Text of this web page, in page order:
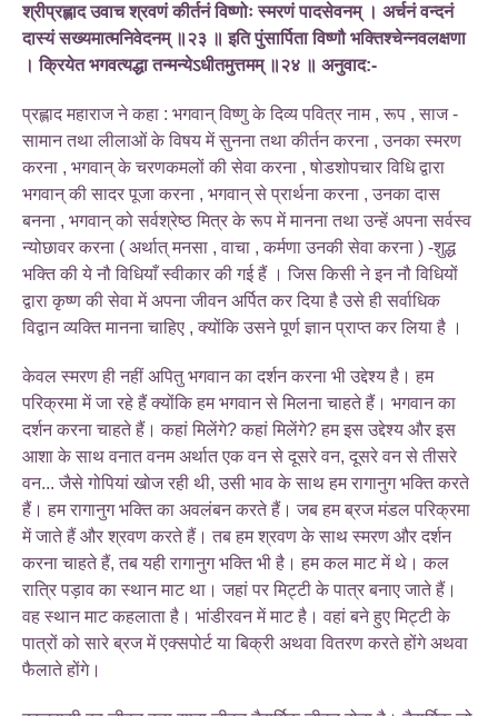
श्रीप्रह्लाद उवाच श्रवणं कीर्तनं विष्णोः स्मरणं पादसेवनम् । अर्चनं वन्दनं
दास्यं सख्यमात्मनिवेदनम् ॥२३ ॥ इति पुंसार्पिता विष्णौ भक्तिश्चेन्नवलक्षणा
। क्रियेत भगवत्यद्धा तन्मन्येऽधीतमुत्तमम् ॥२४ ॥ अनुवाद:-
प्रह्लाद महाराज ने कहा : भगवान् विष्णु के दिव्य पवित्र नाम , रूप , साज -
सामान तथा लीलाओं के विषय में सुनना तथा कीर्तन करना , उनका स्मरण
करना , भगवान् के चरणकमलों की सेवा करना , षोडशोपचार विधि द्वारा
भगवान् की सादर पूजा करना , भगवान् से प्रार्थना करना , उनका दास
बनना , भगवान् को सर्वश्रेष्ठ मित्र के रूप में मानना तथा उन्हें अपना सर्वस्व
न्योछावर करना ( अर्थात् मनसा , वाचा , कर्मणा उनकी सेवा करना ) -शुद्ध
भक्ति की ये नौ विधियाँ स्वीकार की गई हैं । जिस किसी ने इन नौ विधियों
द्वारा कृष्ण की सेवा में अपना जीवन अर्पित कर दिया है उसे ही सर्वाधिक
विद्वान व्यक्ति मानना चाहिए , क्योंकि उसने पूर्ण ज्ञान प्राप्त कर लिया है ।
केवल स्मरण ही नहीं अपितु भगवान का दर्शन करना भी उद्देश्य है। हम
परिक्रमा में जा रहे हैं क्योंकि हम भगवान से मिलना चाहते हैं। भगवान का
दर्शन करना चाहते हैं। कहां मिलेंगे? कहां मिलेंगे? हम इस उद्देश्य और इस
आशा के साथ वनात वनम अर्थात एक वन से दूसरे वन, दूसरे वन से तीसरे
वन... जैसे गोपियां खोज रही थी, उसी भाव के साथ हम रागानुग भक्ति करते
हैं। हम रागानुग भक्ति का अवलंबन करते हैं। जब हम ब्रज मंडल परिक्रमा
में जाते हैं और श्रवण करते हैं। तब हम श्रवण के साथ स्मरण और दर्शन
करना चाहते हैं, तब यही रागानुग भक्ति भी है। हम कल माट में थे। कल
रात्रि पड़ाव का स्थान माट था। जहां पर मिट्टी के पात्र बनाए जाते हैं।
वह स्थान माट कहलाता है। भांडीरवन में माट है। वहां बने हुए मिट्टी के
पात्रों को सारे ब्रज में एक्सपोर्ट या बिक्री अथवा वितरण करते होंगे अथवा
फैलाते होंगे।